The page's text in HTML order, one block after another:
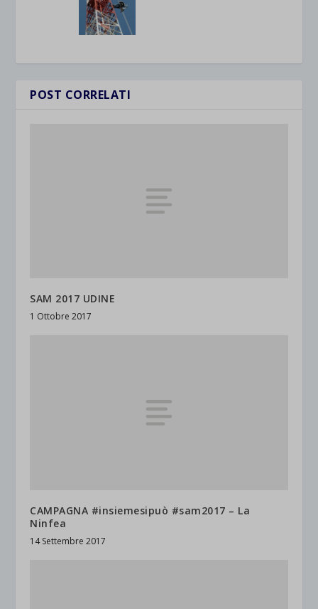
POST CORRELATI
SAM 2017 UDINE
1 Ottobre 2017
CAMPAGNA #insiemesipuò #sam2017 – La
Ninfea
14 Settembre 2017